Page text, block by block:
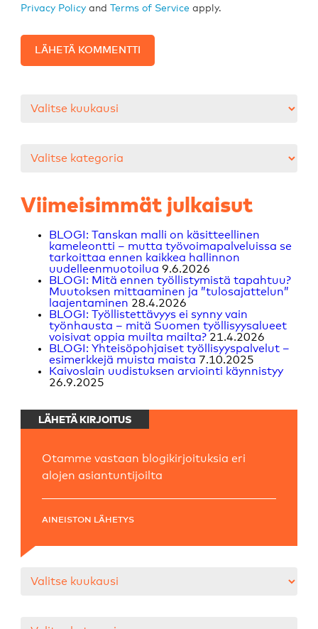
Privacy Policy andTerms of Service apply.
Viimeisimmät julkaisut
BLOGI: Tanskan malli on käsitteellinen
kameleontti – mutta työvoimapalveluissa se
tarkoittaa ennen kaikkea hallinnon
uudelleenmuotoilua 9.6.2026
BLOGI: Mitä ennen työllistymistä tapahtuu?
Muutoksen mittaaminen ja ”tulosajattelun”
laajentaminen 28.4.2026
BLOGI: Työllistettävyys ei synny vain
työnhausta – mitä Suomen työllisyysalueet
voisivat oppia muilta mailta? 21.4.2026
BLOGI: Yhteisöpohjaiset työllisyyspalvelut –
esimerkkejä muista maista 7.10.2025
Kaivoslain uudistuksen arviointi käynnistyy
26.9.2025
LÄHETÄ KIRJOITUS
Otamme vastaan blogikirjoituksia eri
alojen asiantuntijoilta
AINEISTON LÄHETYS